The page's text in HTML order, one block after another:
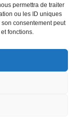
permettra de traiter
ou les ID uniques
consentement peut
fonctions.